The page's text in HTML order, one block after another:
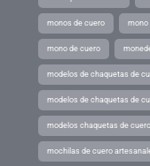
monos de cuero mono
mono de cuero
modelos de chaquetas de
modelos de chaquetas de
modelos chaquetas de
mochilas de cuero